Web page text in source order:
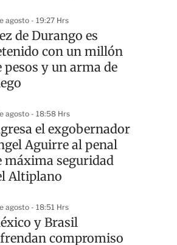
agosto - 19:27 Hrs
de Durango es
con un millón
pesos y un arma de
agosto - 18:58 Hrs
el exgobernador
Aguirre al penal
máxima seguridad
Altiplano
agosto - 18:51 Hrs
y Brasil
compromiso